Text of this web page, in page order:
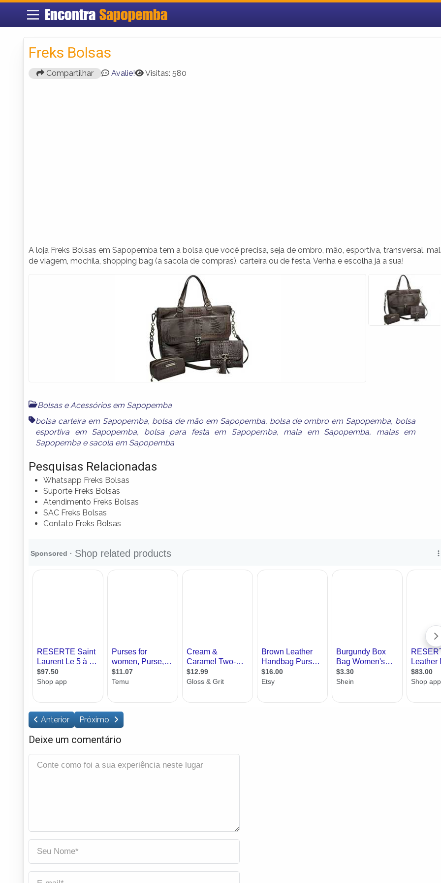
Encontra Sapopemba
Freks Bolsas
Compartilhar Avalie! Visitas: 580
A loja Freks Bolsas em Sapopemba tem a bolsa que você precisa, seja de ombro, mão, esportiva, transversal,
de viagem, mochila, shopping bag (a sacola de compras), carteira ou de festa. Venha e escolha já a sua!
Bolsas e Acessórios em Sapopemba
bolsa carteira em Sapopemba, bolsa de mão em Sapopemba, bolsa de ombro em Sapopemba, bolsa
esportiva em Sapopemba, bolsa para festa em Sapopemba, mala em Sapopemba, malas em
Sapopemba e sacola em Sapopemba
Pesquisas Relacionadas
Whatsapp Freks Bolsas
Suporte Freks Bolsas
Atendimento Freks Bolsas
SAC Freks Bolsas
Contato Freks Bolsas
Anterior Próximo
Deixe um comentário